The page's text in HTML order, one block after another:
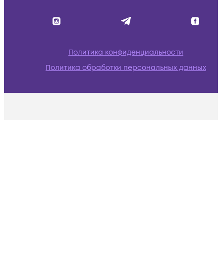
Политика конфиденциальности
Политика обработки персональных данных